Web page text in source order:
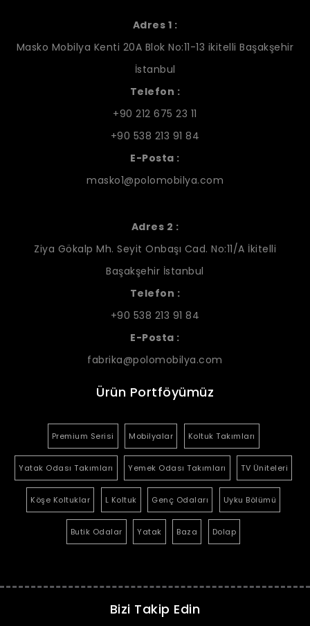
Adres 1 :
Masko Mobilya Kenti 20A Blok No:11-13 ikitelli Başakşehir
İstanbul
Telefon :
+90 212 675 23 11
+90 538 213 91 84
E-Posta :
masko1@polomobilya.com
Adres 2 :
Ziya Gökalp Mh. Seyit Onbaşı Cad. No:11/A İkitelli
Başakşehir İstanbul
Telefon :
+90 538 213 91 84
E-Posta :
fabrika@polomobilya.com
Ürün Portföyümüz
Premium Serisi Mobilyalar Koltuk Takımları
Yatak Odası Takımları Yemek Odası Takımları TV Üniteleri
Köşe Koltuklar L Koltuk Genç Odaları Uyku Bölümü
Butik Odalar Yatak Baza Dolap
Bizi Takip Edin